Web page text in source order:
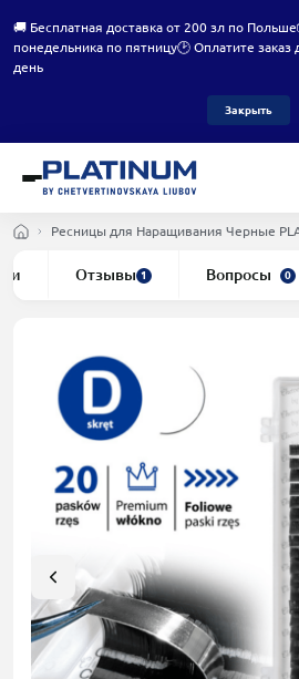
🚚 Бесплатная доставка от 200 зл по Польше
понедельника по пятницу🕑 Оплатите
день
Закрыть
Ресницы для Наращивания Черные
Отзывы 1 Вопросы 0